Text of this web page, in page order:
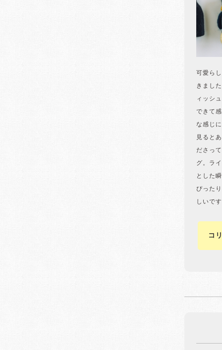
可愛ら
きまし
ィッシ
できて
な感じ
見ると
ださっ
グ。ラ
とした
ぴった
しいで
コ